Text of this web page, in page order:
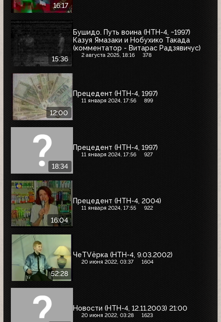
16:17
15:36
Бушидо. Путь воина (НТН-4, ~1997)
Казуя Ямазаки и Нобухико Такада
(комментатор - Витарас Радзявичус)
2 августа 2025, 18:16 378
12:00
Прецедент (НТН-4, 1997)
11 января 2024, 17:56 899
18:34
Прецедент (НТН-4, 1997)
11 января 2024, 17:56 927
16:04
Прецедент (НТН-4, 2004)
11 января 2024, 17:55 922
52:28
ЧеTVёрка (НТН-4, 9.03.2002)
20 июня 2022, 03:37 1604
Новости (НТН-4, 12.11.2003) 21:00
20 июня 2022, 03:28 1623